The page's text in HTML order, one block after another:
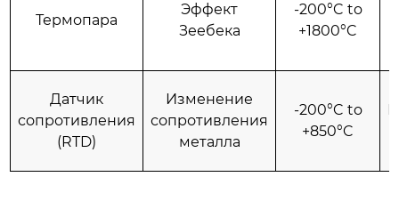
Термопара
Эффект
Зеебека
-200°C to
+1800°C
Датчик
сопротивления
(RTD)
Изменение
сопротивления
металла
-200°C to
+850°C